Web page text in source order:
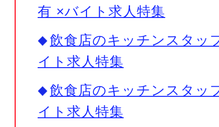
有 ×バイト求人特集
飲食店のキッチンスタッ
イト求人特集
飲食店のキッチンスタッ
イト求人特集